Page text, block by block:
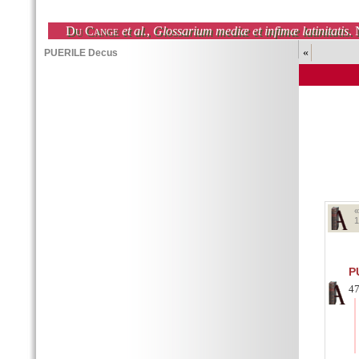
Du Cange et al., Glossarium mediæ et infimæ latinitatis.
«